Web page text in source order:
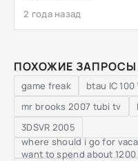
2 года назад
ПОХОЖИЕ ЗАПРОСЫ
game freak
btau IC 100
mr brooks 2007 tubi tv
3DSVR 2005
where should i go for
want to spend about 1200